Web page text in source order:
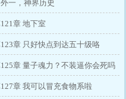
一，神界历史
章 地下室
章 只好快点到达五十级咯
章 量子魂力？不装逼你会死吗
章 我可以冒充食物系啦